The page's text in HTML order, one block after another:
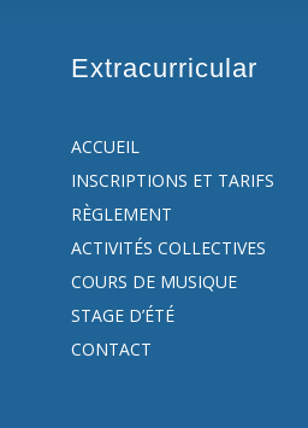
Extracurricular
ACCUEIL
INSCRIPTIONS ET TARIFS
RÈGLEMENT
ACTIVITÉS COLLECTIVES
COURS DE MUSIQUE
STAGE D’ÉTÉ
CONTACT